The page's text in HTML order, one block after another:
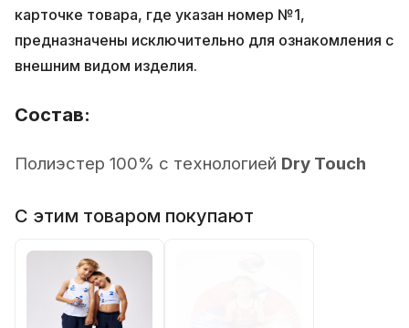
карточке товара, где указан номер №1,
предназначены исключительно для ознакомления с
внешним видом изделия.
Состав:
Полиэстер 100% с технологией Dry Touch
С этим товаром покупают